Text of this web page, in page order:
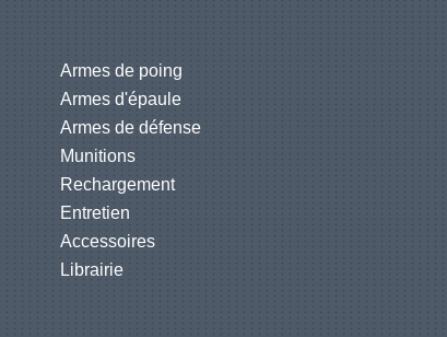
Armes de poing
Armes d'épaule
Armes de défense
Munitions
Rechargement
Entretien
Accessoires
Librairie